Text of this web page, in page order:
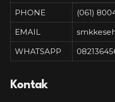
PHONE
(061)
EMAIL
WHATSAPP
Kontak